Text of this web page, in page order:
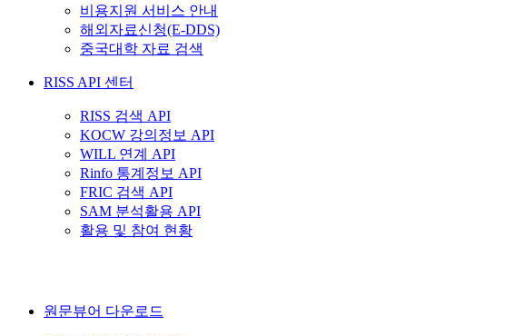
비용지원 서비스 안내
해외자료신청(E-DDS)
중국대학 자료 검색
RISS API 센터
RISS 검색 API
KOCW 강의정보 API
WILL 연계 API
Rinfo 통계정보 API
FRIC 검색 API
SAM 분석활용 API
활용 및 참여 현황
원문뷰어 다운로드